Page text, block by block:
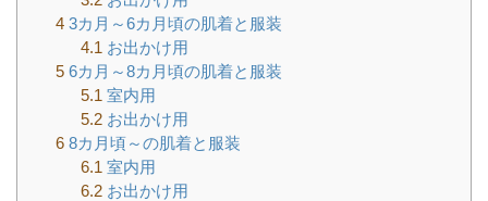
4 3カ月～6カ月頃の肌着と服装
4.1 お出かけ用
5 6カ月～8カ月頃の肌着と服装
5.1 室内用
5.2お出かけ用
6 8カ月頃～の肌着と服装
6.1 室内用
6.2お出かけ用